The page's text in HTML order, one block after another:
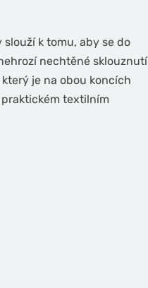
slouží k tomu, aby se do
nechtěné sklouznutí
je na obou koncích
textilním